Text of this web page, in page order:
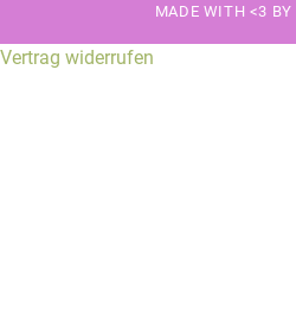
MADE WITH <3 BY
Vertrag widerrufen